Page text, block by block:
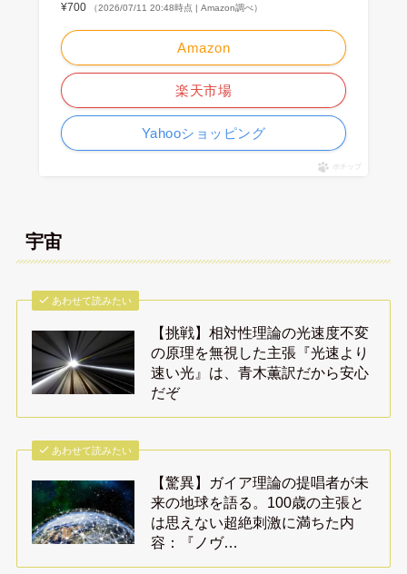
¥700
（2026/07/11 20:48時点 | Amazon調べ）
Amazon
楽天市場
Yahooショッピング
ポチップ
宇宙
あわせて読みたい
【挑戦】相対性理論の光速度不変
の原理を無視した主張『光速より
速い光』は、青木薫訳だから安心
だぞ
あわせて読みたい
【驚異】ガイア理論の提唱者が未
来の地球を語る。100歳の主張と
は思えない超絶刺激に満ちた内
容：『ノヴ…